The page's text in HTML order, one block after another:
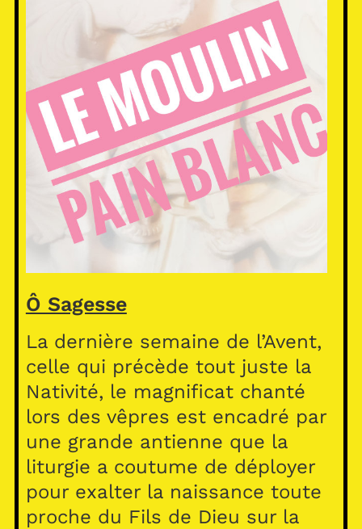
Ô Sagesse
La dernière semaine de l’Avent,
celle qui précède tout juste la
Nativité, le magnificat chanté
lors des vêpres est encadré par
une grande antienne que la
liturgie a coutume de déployer
pour exalter la naissance toute
proche du Fils de Dieu sur la